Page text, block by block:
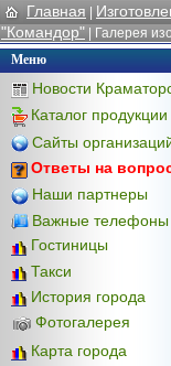
Главная |
"Командор" | Галерея
Меню
Новости
Каталог продукции
Сайты
Ответы на
Наши партнеры
Важные телефоны
Гостиницы
Такси
История города
Фотогалерея
Карта города